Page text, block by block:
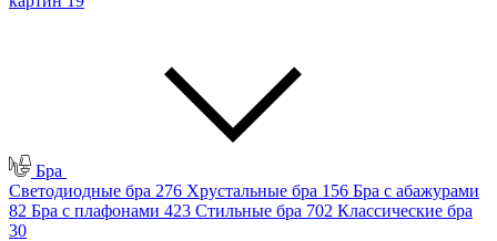
Бра
Светодиодные бра 276 Хрустальные бра 156 Бра с абажурами
82 Бра с плафонами 423 Стильные бра 702 Классические бра
30